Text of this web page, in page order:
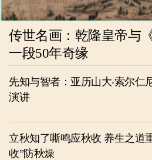
传世名画：乾隆皇帝与
一段50年奇缘
先知与智者：亚历山大‧索尔仁
演讲
立秋知了嘶鸣应秋收 养生之道
收”防秋燥